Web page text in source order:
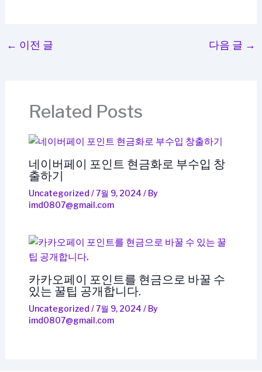
← 이전 글 다음 글 →
Related Posts
네이버페이 포인트 현금화로 부수입 창
출하기
Uncategorized /7월 9, 2024 / By
imd0807@gmail.com
카카오페이 포인트를 현금으로 바꿀 수
있는 꿀팁 공개합니다.
Uncategorized /7월 9, 2024 / By
imd0807@gmail.com